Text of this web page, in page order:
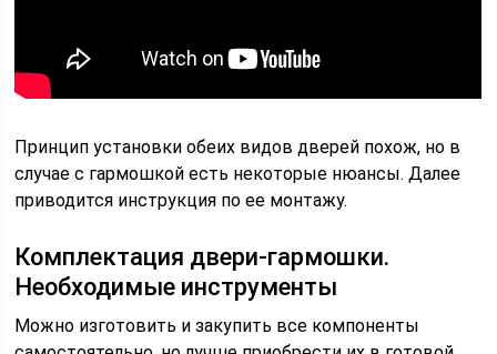
Принцип установки обеих видов дверей похож, но в
случае с гармошкой есть некоторые нюансы. Далее
приводится инструкция по ее монтажу.
Комплектация двери-гармошки.
Необходимые инструменты
Можно изготовить и закупить все компоненты